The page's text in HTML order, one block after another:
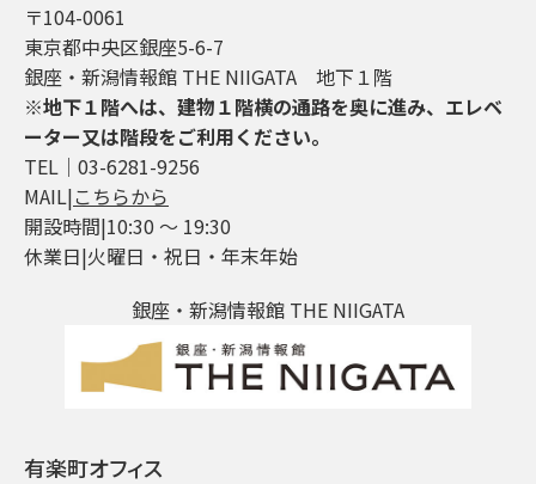
〒104-0061
東京都中央区銀座5-6-7
銀座・新潟情報館 THE NIIGATA 地下１階
※地下１階へは、建物１階横の通路を奥に進み、エレベ
ーター又は階段をご利用ください。
TEL│03-6281-9256
MAIL|こちらから
開設時間|10:30 ～ 19:30
休業日|火曜日・祝日・年末年始
銀座・新潟情報館 THE NIIGATA
有楽町オフィス